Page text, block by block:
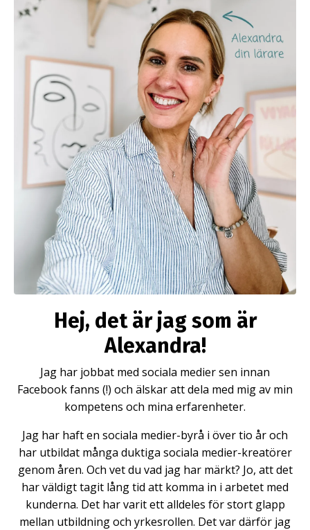
Hej, det är jag som är
Alexandra!
Jag har jobbat med sociala medier sen innan
Facebook fanns (!) och älskar att dela med mig av min
kompetens och mina erfarenheter.
Jag har haft en sociala medier-byrå i över tio år och
har utbildat många duktiga sociala medier-kreatörer
genom åren. Och vet du vad jag har märkt? Jo, att det
har väldigt tagit lång tid att komma in i arbetet med
kunderna. Det har varit ett alldeles för stort glapp
mellan utbildning och yrkesrollen. Det var därför jag